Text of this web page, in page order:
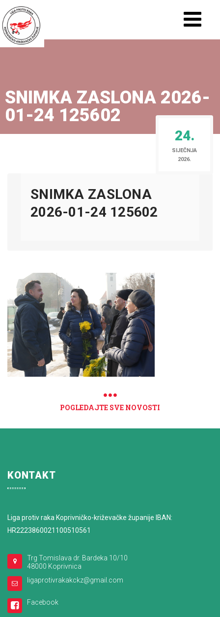
SNIMKA ZASLONA 2026-
01-24 125602
24.
SIJEČNJA
2026.
SNIMKA ZASLONA
2026-01-24 125602
POGLEDAJTE SVE NOVOSTI
KONTAKT
Liga protiv raka Koprivničko-križevačke županije IBAN:
HR2223860021100510561
Trg Tomislava dr. Bardeka 10/10
48000 Koprivnica
ligaprotivrakakckz@gmail.com
Facebook